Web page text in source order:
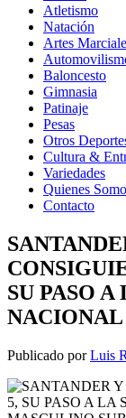
Atletismo
Natación
Artes
Baloncesto
Gimnasia
Patinaje
Pesas
Otros
Cultura &
Variedades
Quienes
Contacto
SU PASO
NACIONAL
Publicado porLuis